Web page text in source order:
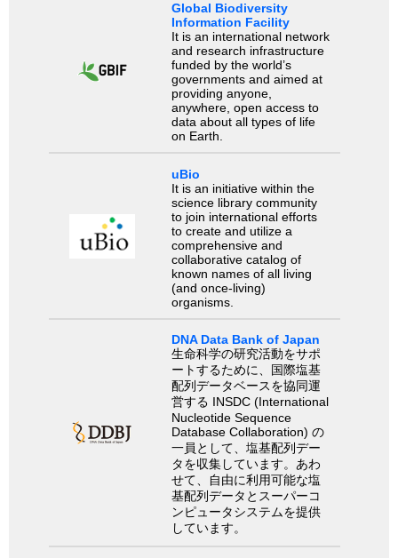
Global Biodiversity
Information Facility
It is an international network
and research infrastructure
funded by the world’s
governments and aimed at
providing anyone,
anywhere, open access to
data about all types of life
on Earth.
uBio
It is an initiative within the
science library community
to join international efforts
to create and utilize a
comprehensive and
collaborative catalog of
known names of all living
(and once-living)
organisms.
DNA Data Bank of Japan
生命科学の研究活動をサポ
ートするために、国際塩基
配列データベースを協同運
営する INSDC (International
Nucleotide Sequence
Database Collaboration) の
一員として、塩基配列デー
タを収集しています。あわ
せて、自由に利用可能な塩
基配列データとスーパーコ
ンピュータシステムを提供
しています。